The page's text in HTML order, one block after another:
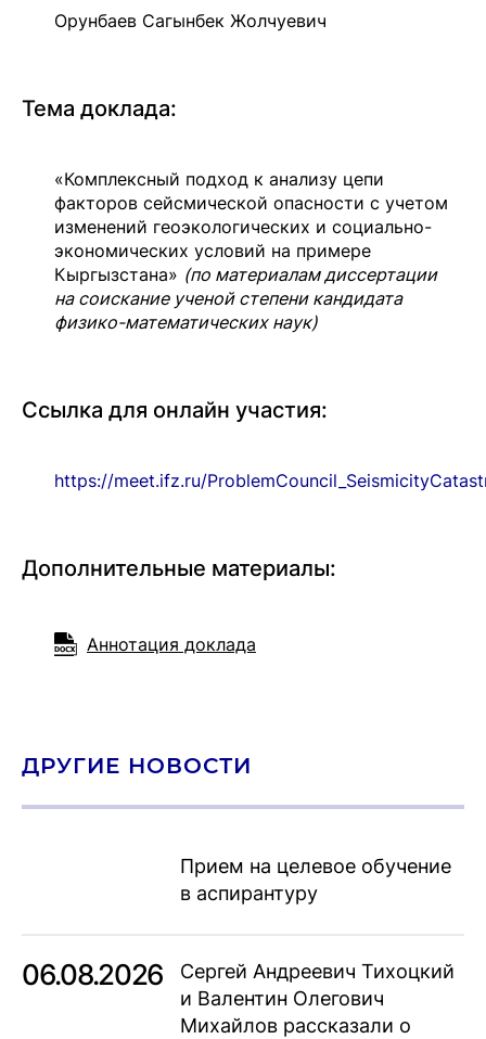
Орунбаев Сагынбек Жолчуевич
Тема доклада:
«Комплексный подход к анализу цепи
факторов сейсмической опасности с учетом
изменений геоэкологических и социально-
экономических условий на примере
Кыргызстана» (по материалам диссертации
на соискание ученой степени кандидата
физико-математических наук)
Ссылка для онлайн участия:
https://meet.ifz.ru/
Дополнительные материалы:
Аннотация доклада
ДРУГИЕ НОВОСТИ
Прием на целевое обучение
в аспирантуру
06.08.2026
Сергей Андреевич Тихоцкий
и Валентин Олегович
Михайлов рассказали о